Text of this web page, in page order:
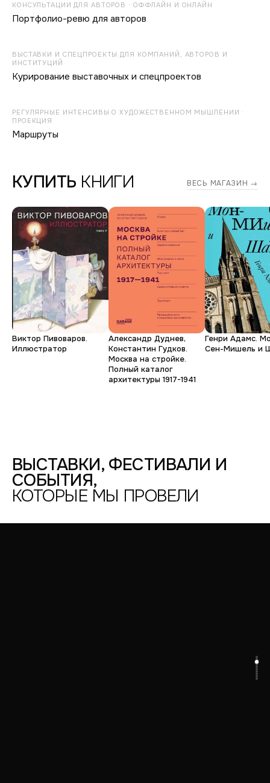
КОНСУЛЬТАЦИИ ДЛЯ АВТОРОВ · ОФФЛАЙН И ОНЛАЙН
Портфолио-ревю для авторов
ВЫСТАВКИ И СПЕЦПРОЕКТЫ ДЛЯ КОМПАНИЙ, АВТОРОВ И
ИНСТИТУЦИЙ
Курирование выставочных и спецпроектов
РЕГУЛЯРНЫЕ ИНТЕНСИВЫ О ХУДОЖЕСТВЕННОМ МЫШЛЕНИИ ·
ПРОЕКЦИЯ
Маршруты
КУПИТЬ КНИГИ ВЕСЬ МАГАЗИН →
Виктор Пивоваров.
Иллюстратор
Александр Дуднев,
Константин Гудков.
Москва на стройке.
Полный каталог
архитектуры 1917-1941
Генри Адамс.
Сен-Мишель и
ВЫСТАВКИ, ФЕСТИВАЛИ И
СОБЫТИЯ,
КОТОРЫЕ МЫ ПРОВЕЛИ
Настоящее
Ирина
Дмитрий
Печурин.
С
любовью
к
Родине:
методические
рекомендации
/
1
ЭТАЖ
—
2025
Ирина
Молодая
Масштабная
Коллективность.
Юрий
за
тем,
Виталий
Денис